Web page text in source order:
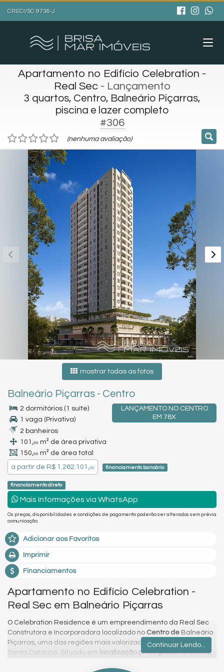
CRECI/SC 9736-J
Apartamento no Edifício Celebration -
Real Sec- Lançamento
3 quartos, Centro, Balneário Piçarras,
piscina e lazer completo
#306
(nenhuma avaliação)
mostrar todas as fotos
Balneário Piçarras - Centro
LANÇAMENTO NO CENTRO
EM 78X
2 dormitórios (1 suíte)
1 vaga (Privativa)
2 banheiros
101,00 m² de área privativa
150,00 m² de área total
a partir de R$ 1.262.101,00 financiamento bancário
financiamento direto
Mais Informações via WhatsApp
Os preços, disponibilidades e condições de pagamento poderão ser alterados sem prévia
comunicação.
Adicionar aos Favoritos
Imprimir
Financiamentos
Apartamento no Edifício Celebration -
Real Sec em Balneário Piçarras
O Celebration Residence é um empreendimento da Real Sec
Construtora e Incorporadora localizado no Centro de Balneário
Piçarras, uma das regiões mais valorizadas do litoral norte de
Santa Catarina. Situado em localização privilegiada no Centro,
Continuar Lendo...